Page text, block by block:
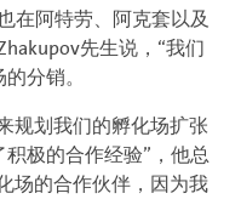
在阿特劳、阿克套以及
先生说，“我们
分销。
规划我们的孵化场扩张
极的合作经验”，他总
场的合作伙伴，因为我